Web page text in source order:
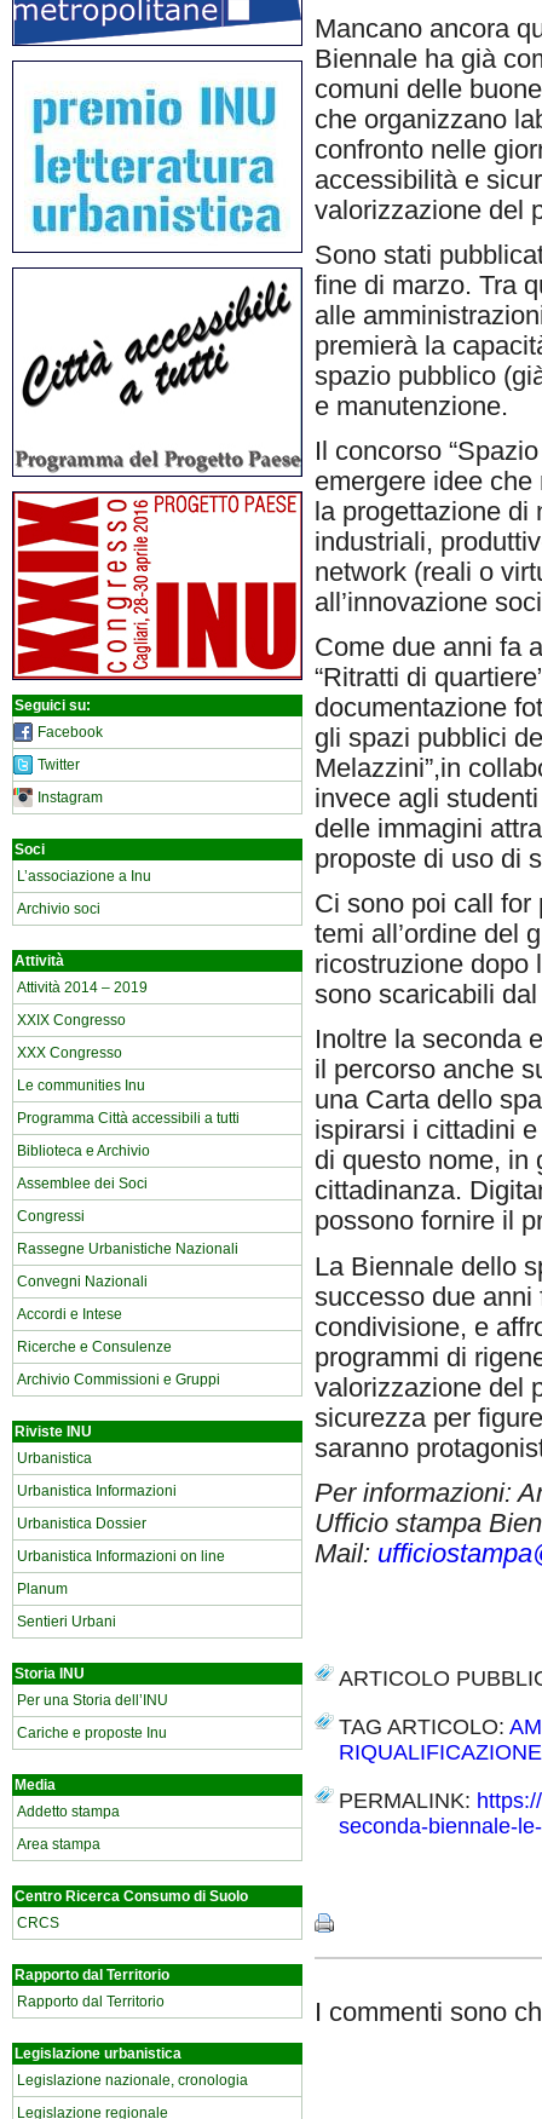
Seguici su:
Facebook
Twitter
Instagram
Soci
L’associazione a Inu
Archivio soci
Attività
Attività 2014 – 2019
XXIX Congresso
XXX Congresso
Le communities Inu
Programma Città accessibili a tutti
Biblioteca e Archivio
Assemblee dei Soci
Congressi
Rassegne Urbanistiche Nazionali
Convegni Nazionali
Accordi e Intese
Ricerche e Consulenze
Archivio Commissioni e Gruppi
Riviste INU
Urbanistica
Urbanistica Informazioni
Urbanistica Dossier
Urbanistica Informazioni on line
Planum
Sentieri Urbani
Storia INU
Per una Storia dell’INU
Cariche e proposte Inu
Media
Addetto stampa
Area stampa
Centro Ricerca Consumo di Suolo
CRCS
Rapporto dal Territorio
Rapporto dal Territorio
Legislazione urbanistica
Legislazione nazionale, cronologia
Legislazione regionale
Mancano ancora
Biennale ha già
comuni delle
che organizzano
confronto nelle
accessibilità e
valorizzazione del
Sono stati
fine di marzo. Tra
alle
premierà la
spazio pubblico
e manutenzione.
Il concorso
emergere idee
la progettazione
industriali,
network (reali o
all’innovazione
Come due anni fa
“Ritratti di
documentazione
gli spazi pubblici
Melazzini”,in
invece agli
delle immagini
proposte di uso di
Ci sono poi call for
temi all’ordine del
ricostruzione dopo
sono scaricabili
Inoltre la seconda
il percorso anche
una Carta dello
ispirarsi i cittadini
di questo nome, in
cittadinanza.
possono fornire il
La Biennale dello
successo due anni
condivisione, e
programmi di
valorizzazione del
sicurezza per
saranno
Per informazioni:
Ufficio stampa
Mail:
ARTICOLO
TAG ARTICOLO:
RIQUALIFICAZIONE
PERMALINK:
seconda-biennale-
I commenti sono